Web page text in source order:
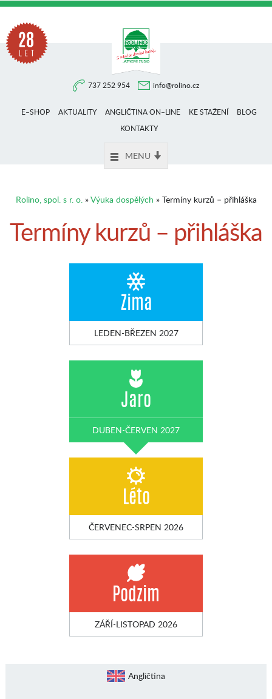
737 252 954 info@rolino.cz
E–SHOP AKTUALITY ANGLIČTINA ON–LINE KE STAŽENÍ
BLOG
KONTAKTY
MENU
Rolino, spol. s r. o.»Výuka dospělých » Termíny kurzů – přihláška
Termíny kurzů – přihláška
Zima
LEDEN-BŘEZEN 2027
Jaro
DUBEN-ČERVEN 2027
Léto
ČERVENEC-SRPEN 2026
Podzim
ZÁŘÍ-LISTOPAD 2026
Angličtina